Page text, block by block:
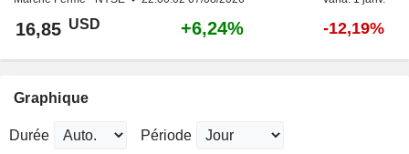
16,85 USD +6,24% -12,19%
Graphique
Durée Période